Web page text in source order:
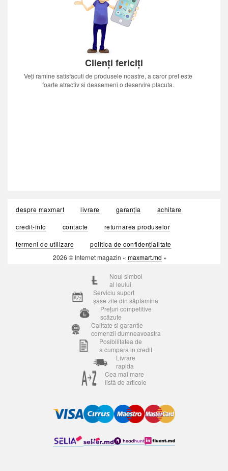
Clienți fericiți
Veți ramine satisfacuti de produsele noastre, a caror pret este
foarte atractiv si deasemeni o deservire placuta.
despre maxmart livrare garanția
achitare
credit-info
contacte
returnarea produselor
termeni de utilizare
politica de confidențialitate
2026 © Internet magazin « maxmart.md »
Noul simbol
al leului
Serviciu suport
șase zile din săptamina
Prețuri competitive
scăzute
Calitate si garantie
comenzii dumneavoastra
Posibilitatea de
a cumpara in credit
Livrare
rapida
Cea mai mare
listă de articole